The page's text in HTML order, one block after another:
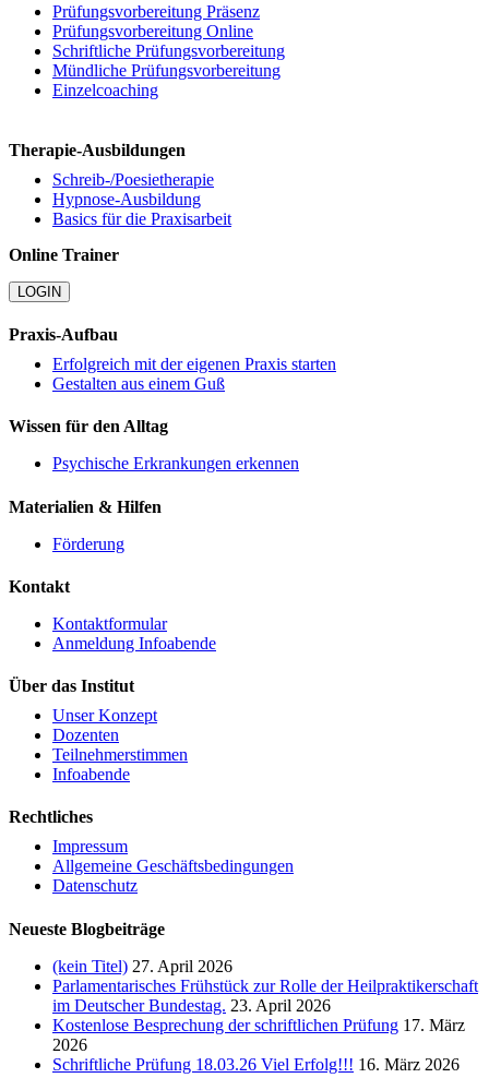
Prüfungsvorbereitung Präsenz
Prüfungsvorbereitung Online
Schriftliche Prüfungsvorbereitung
Mündliche Prüfungsvorbereitung
Einzelcoaching
Therapie-Ausbildungen
Schreib-/Poesietherapie
Hypnose-Ausbildung
Basics für die Praxisarbeit
Online Trainer
LOGIN
Praxis-Aufbau
Erfolgreich mit der eigenen Praxis starten
Gestalten aus einem Guß
Wissen für den Alltag
Psychische Erkrankungen erkennen
Materialien & Hilfen
Förderung
Kontakt
Kontaktformular
Anmeldung Infoabende
Über das Institut
Unser Konzept
Dozenten
Teilnehmerstimmen
Infoabende
Rechtliches
Impressum
Allgemeine Geschäftsbedingungen
Datenschutz
Neueste Blogbeiträge
(kein Titel) 27. April 2026
Parlamentarisches Frühstück zur Rolle der Heilpraktikerschaft
im Deutscher Bundestag. 23. April 2026
Kostenlose Besprechung der schriftlichen Prüfung 17. März
2026
Schriftliche Prüfung 18.03.26 Viel Erfolg!!! 16. März 2026